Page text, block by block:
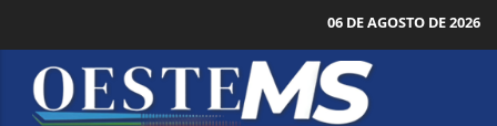
06 DE AGOSTO DE 2026